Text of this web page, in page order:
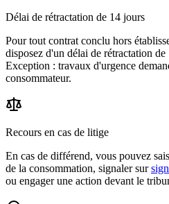
Délai de rétractation de 14 jours
Pour tout contrat conclu hors
disposez d'un délai de rétractation
Exception : travaux d'urgence
consommateur.
Recours en cas de litige
En cas de différend, vous pouvez
de la consommation, signaler sur
ou engager une action devant le